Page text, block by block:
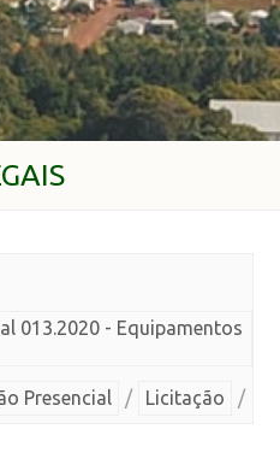
013.2020 - Equipamentos
Presencial / Licitação /